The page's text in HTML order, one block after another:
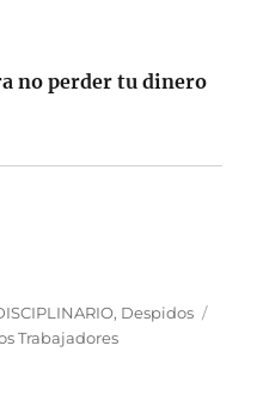
no perder tu dinero
, Despidos
Trabajadores